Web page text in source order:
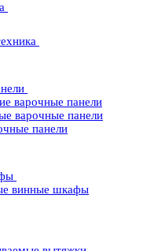
варочные панели
варочные панели
панели
винные шкафы